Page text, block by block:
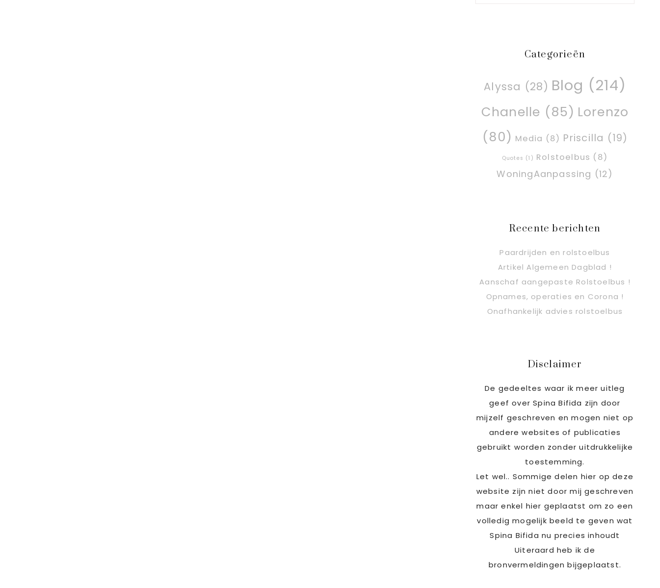
Categorieën
Alyssa (28) Blog (214)
Chanelle (85) Lorenzo
(80) Media (8) Priscilla (19)
Quotes (1) Rolstoelbus (8)
WoningAanpassing (12)
Recente berichten
Paardrijden en rolstoelbus
Artikel Algemeen Dagblad !
Aanschaf aangepaste Rolstoelbus !
Opnames, operaties en Corona !
Onafhankelijk advies rolstoelbus
Disclaimer
De gedeeltes waar ik meer uitleg
geef over Spina Bifida zijn door
mijzelf geschreven en mogen niet op
andere websites of publicaties
gebruikt worden zonder uitdrukkelijke
toestemming.
Let wel.. Sommige delen hier op deze
website zijn niet door mij geschreven
maar enkel hier geplaatst om zo een
volledig mogelijk beeld te geven wat
Spina Bifida nu precies inhoudt
Uiteraard heb ik de
bronvermeldingen bijgeplaatst.